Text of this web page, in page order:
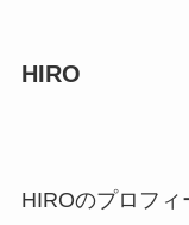
HIRO
HIROのプロフィ